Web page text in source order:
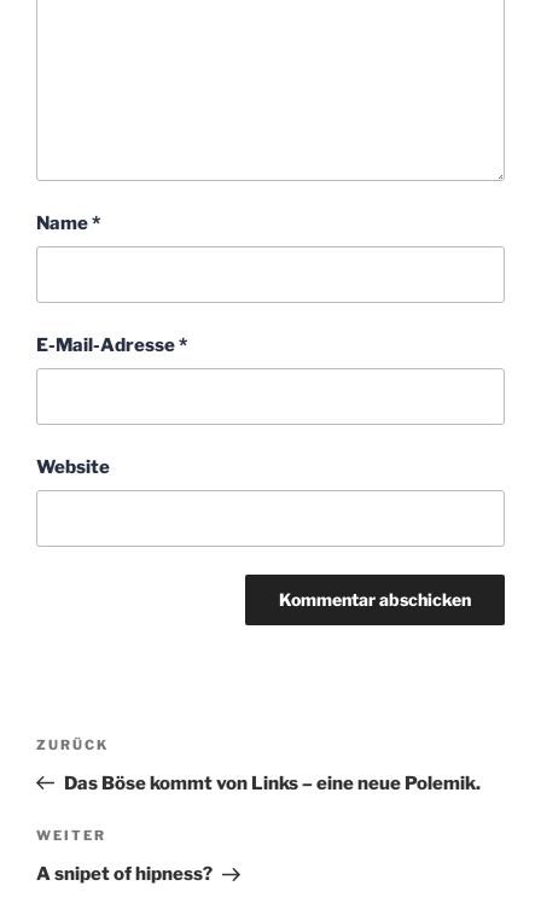
Name*
E-Mail-Adresse*
Website
Beitragsnavigation
Vorheriger
Beitrag
ZURÜCK
Das Böse kommt von Links – eine neue Polemik.
Nächster
Beitrag
WEITER
A snipet of hipness?